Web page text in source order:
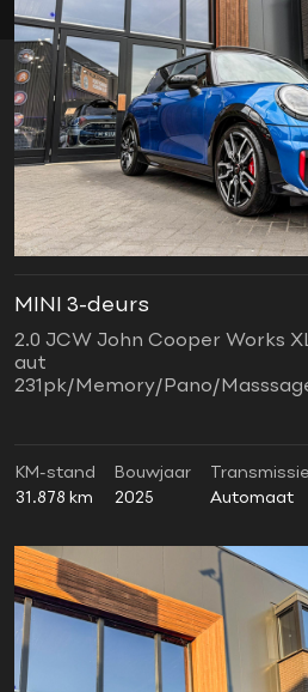
MINI 3-deurs
2.0 JCW John Cooper Works
aut
231pk/Memory/Pano/
KM-stand
31.878 km
Bouwjaar
2025
Transmissie
Automaat